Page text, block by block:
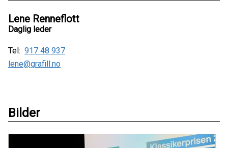
Lene Renneflott
Daglig leder
Tel: 917 48 937
lene@grafill.no
Bilder